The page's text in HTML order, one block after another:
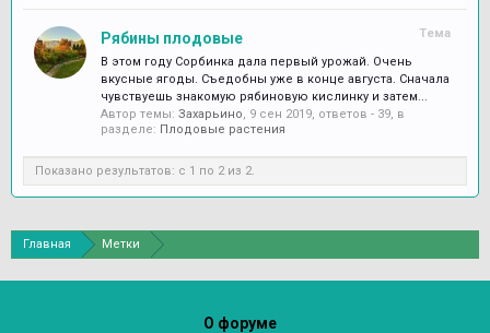
Тема
Рябины плодовые
В этом году Сорбинка дала первый урожай. Очень
вкусные ягоды. Съедобны уже в конце августа. Сначала
чувствуешь знакомую рябиновую кислинку и затем...
Автор темы: Захарьино, 9 сен 2019, ответов - 39, в
разделе: Плодовые растения
Показано результатов: с 1 по 2 из 2.
Главная Метки
О форуме